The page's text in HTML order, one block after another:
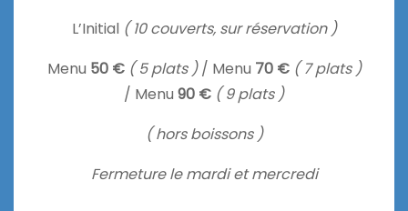
L’Initial ( 10 couverts, sur réservation )
Menu 50 €( 5 plats )/ Menu 70 € ( 7 plats )
/ Menu 90 € ( 9 plats )
( hors boissons )
Fermeture le mardi et mercredi